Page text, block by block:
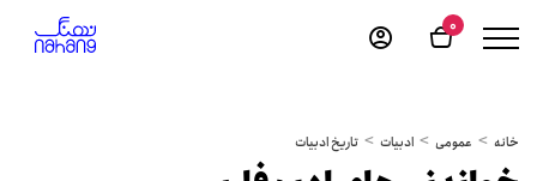
0
خانه عمومی ادبیات تاریخ ادبیات